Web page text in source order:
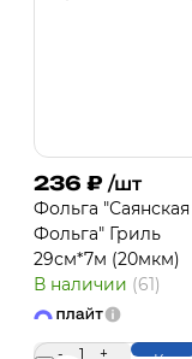
236 ₽ /шт
Фольга "Саянская
Фольга" Гриль
29см*7м (20мкм)
В наличии (61)
- 1 +